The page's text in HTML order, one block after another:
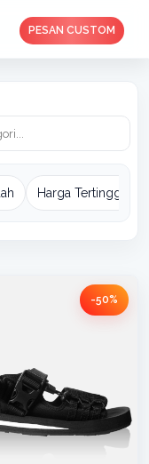
PESAN CUSTOM
Harga Tertinggi
-50%